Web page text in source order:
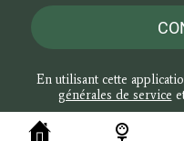
En utilisant cette
générales de service